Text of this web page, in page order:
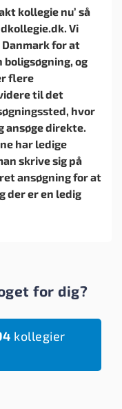
kollegie nu’ så
Vi
for at
boligsøgning, og
flere
til det
hvor
ansøge direkte.
har ledige
skrive sig på
ansøgning for at
der er en ledig
for dig?
kollegier